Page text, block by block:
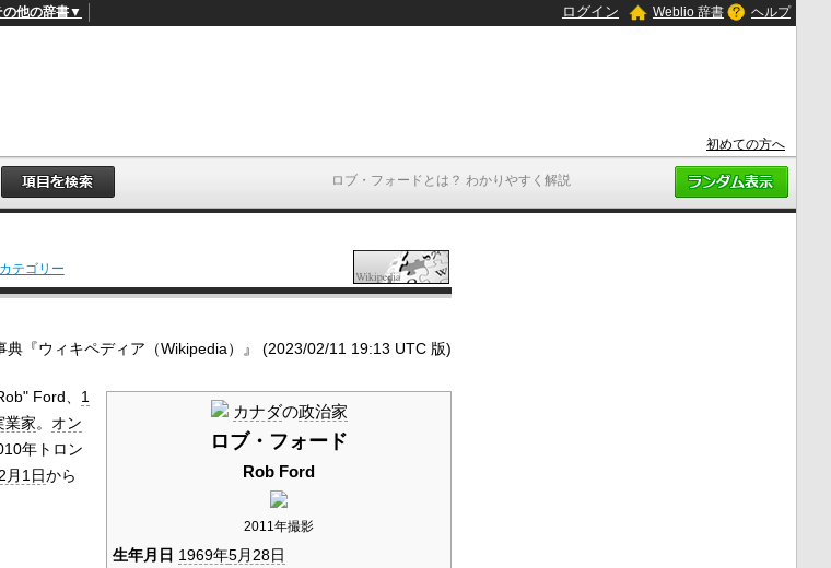
ロブ・フォードとは？ わかりやすく解説
の他の辞書▼ ログイン Weblio 辞書 ヘルプ
初めての方へ
カテゴリー
典『ウィキペディア（Wikipedia）』 (2023/02/11 19:13 UTC 版)
カナダの政治家
ロブ・フォード
Rob Ford
2011年撮影
生年月日 1969年5月28日
Ford、 1
業家。 オン
年トロン
月1日から